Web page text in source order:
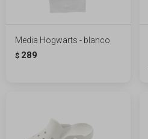
Media Hogwarts - blanco
$ 289